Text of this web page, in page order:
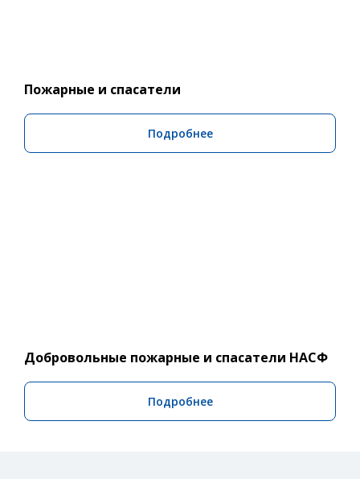
Пожарные и спасатели
Подробнее
Добровольные пожарные и спасатели НАСФ
Подробнее